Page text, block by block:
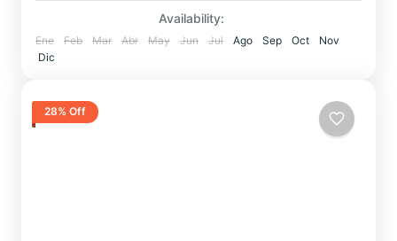
Availability:
Ene Feb Mar Abr May Jun Jul Ago Sep Oct
Nov
Dic
28% Off